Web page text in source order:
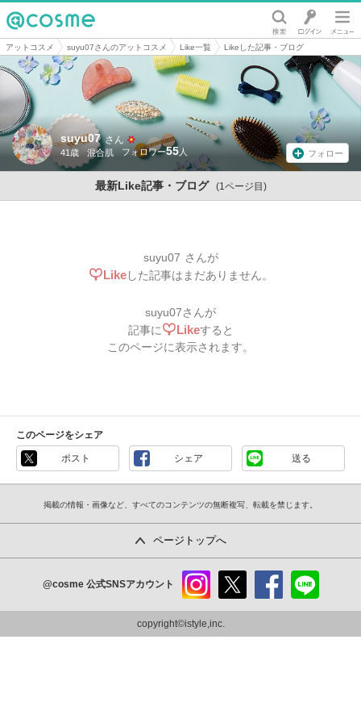
@cosme
アットコスメ suyu07さんのアットコスメ Like一覧 Likeした記事・ブログ
suyu07 さん
41歳 混合肌 55 フォロー
最新Like記事・ブログ (1ページ目)
suyu07 さんが
Likeした記事はまだありません。
suyu07さんが
記事に
Likeすると
このページに表示されます。
このページをシェア
ポスト シェア 送る
掲載の情報・画像など、すべてのコンテンツの無断複写、転載を禁じます。
ページトップへ
@cosme 公式SNSアカウント
ram
copyright©istyle,inc.